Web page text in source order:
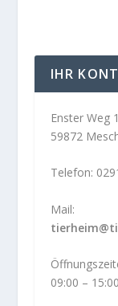
IHR
Enster Weg
59872
Telefon:
Mail:
09:00 –